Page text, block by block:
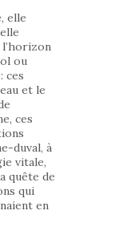
elle
ou
ces
et le
ces
duval, à
vitale,
quête de
qui
en